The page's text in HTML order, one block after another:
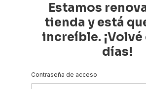
Estamos
tienda y está
increíble. ¡Volvé
días!
Contraseña de acceso